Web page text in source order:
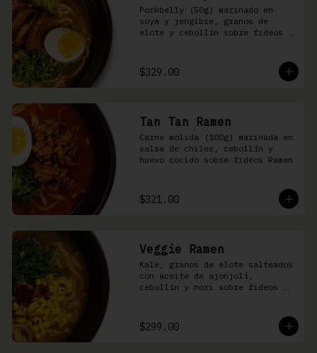
Porkbelly (50g) marinado en
soya y jengibre, granos de
elote y cebollín sobre fideos
$329.00
Tan Tan Ramen
Carne molida (100g) marinada en
salsa de chiles, cebollín y
huevo cocido sobre fideos Ramen
$321.00
Veggie Ramen
Kale, granos de elote salteados
con aceite de ajonjolí,
cebollín y nori sobre fideos
$299.00